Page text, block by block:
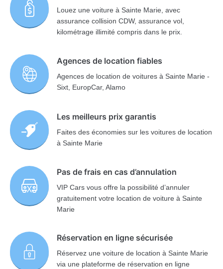
Louez une voiture à Sainte Marie, avec
assurance collision CDW, assurance vol,
kilométrage illimité compris dans le prix.
Agences de location fiables
Agences de location de voitures à Sainte Marie -
Sixt, EuropCar, Alamo
Les meilleurs prix garantis
Faites des économies sur les voitures de location
à Sainte Marie
Pas de frais en cas d’annulation
VIP Cars vous offre la possibilité d’annuler
gratuitement votre location de voiture à Sainte
Marie
Réservation en ligne sécurisée
Réservez une voiture de location à Sainte Marie
via une plateforme de réservation en ligne